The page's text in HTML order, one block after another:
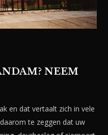
NEEM
en dat vertaalt zich in vele
te zeggen dat uw